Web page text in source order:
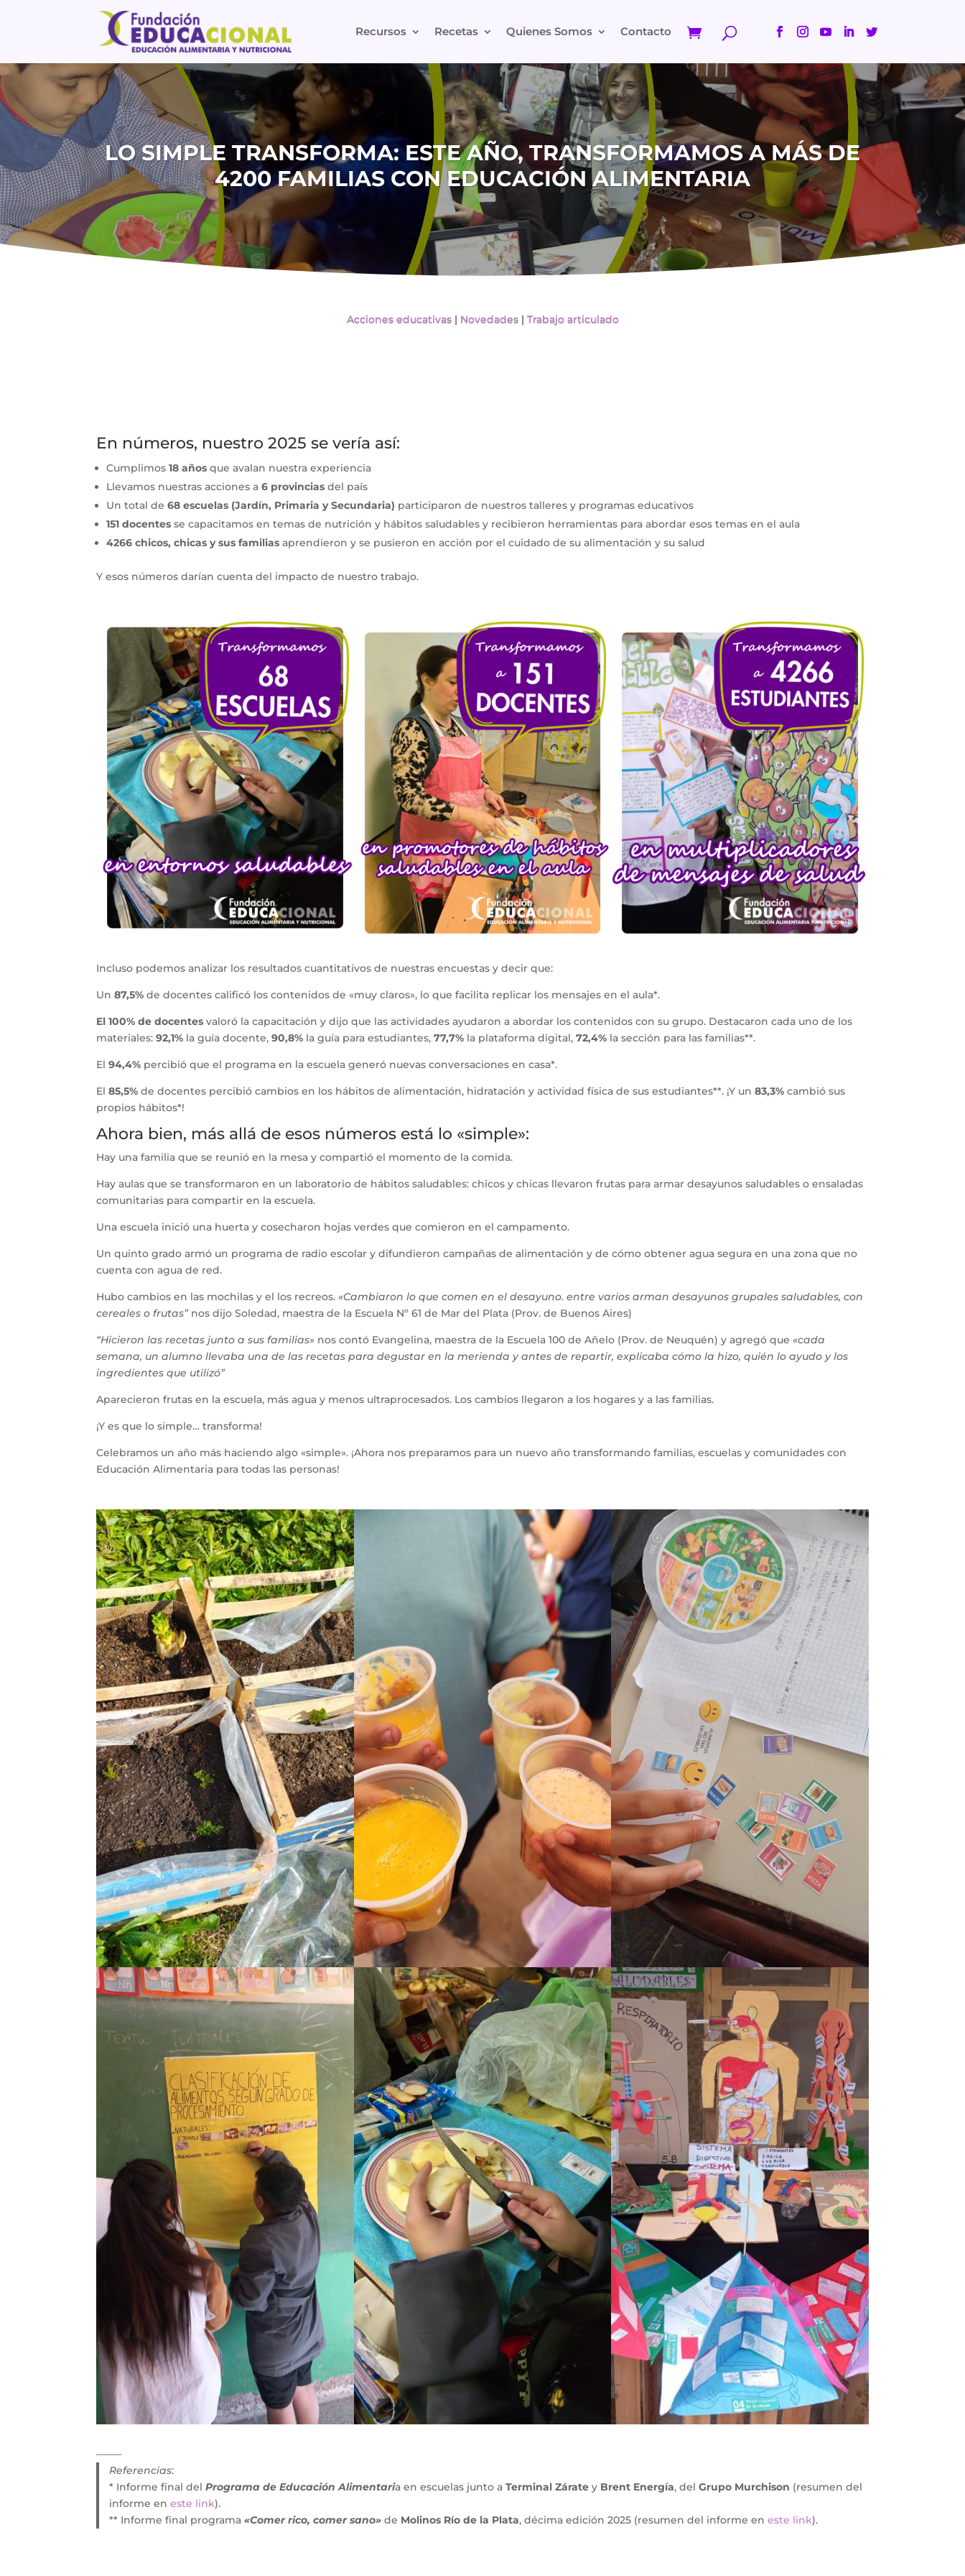
Recursos Recetas Quienes Somos Contacto
LO SIMPLE TRANSFORMA: ESTE AÑO, TRANSFORMAMOS A MÁS DE
4200 FAMILIAS CON EDUCACIÓN ALIMENTARIA
Acciones educativas| Novedades| Trabajo articulado
En números, nuestro 2025 se vería así:
Cumplimos18 añosque avalan nuestra experiencia
Llevamos nuestras acciones a6 provinciasdel país
Un total de68 escuelas (Jardín, Primaria y Secundaria) participaron de nuestros talleres y programas educativos
151 docentes se capacitamos en temas de nutrición y hábitos saludables y recibieron herramientas para abordar esos temas en el aula
4266 chicos, chicas y sus familias aprendieron y se pusieron en acción por el cuidado de su alimentación y su salud
Y esos números darían cuenta del impacto de nuestro trabajo.
Incluso podemos analizar los resultados cuantitativos de nuestras encuestas y decir que:
Un87,5% de docentes calificó los contenidos de «muy claros», lo que facilita replicar los mensajes en el aula*.
El 100% de docentesvaloró la capacitación y dijo que las actividades ayudaron a abordar los contenidos con su grupo. Destacaron cada uno de los
materiales: 92,1% la guía docente,90,8% la guía para estudiantes,77,7% la plataforma digital,72,4% la sección para las familias**.
El 94,4% percibió que el programa en la escuela generó nuevas conversaciones en casa*.
El85,5%de docentes percibió cambios en los hábitos de alimentación, hidratación y actividad física de sus estudiantes**. ¡Y un83,3% cambió sus
propios hábitos*!
Ahora bien, más allá de esos números está lo «simple»:
Hay una familia que se reunió en la mesa y compartió el momento de la comida.
Hay aulas que se transformaron en un laboratorio de hábitos saludables: chicos y chicas llevaron frutas para armar desayunos saludables o ensaladas
comunitarias para compartir en la escuela.
Una escuela inició una huerta y cosecharon hojas verdes que comieron en el campamento.
Un quinto grado armó un programa de radio escolar y difundieron campañas de alimentación y de cómo obtener agua segura en una zona que no
cuenta con agua de red.
Hubo cambios en las mochilas y el los recreos.«Cambiaron lo que comen en el desayuno. entre varios arman desayunos grupales saludables, con
cereales o frutas”nos dijo Soledad, maestra de la Escuela Nº 61 de Mar del Plata (Prov. de Buenos Aires)
“Hicieron las recetas junto a sus familias» nos contó Evangelina, maestra de la Escuela 100 de Añelo (Prov. de Neuquén) y agregó que«cada
semana, un alumno llevaba una de las recetas para degustar en la merienda y antes de repartir, explicaba cómo la hizo, quién lo ayudo y los
ingredientes que utilizó”
Aparecieron frutas en la escuela, más agua y menos ultraprocesados. Los cambios llegaron a los hogares y a las familias.
¡Y es que lo simple… transforma!
Celebramos un año más haciendo algo «simple». ¡Ahora nos preparamos para un nuevo año transformando familias, escuelas y comunidades con
Educación Alimentaria para todas las personas!
——–
Referencias:
* Informe final del Programa de Educación Alimentaria en escuelas junto a Terminal Záratey Brent Energía, del Grupo Murchison (resumen del
informe en este link).
** Informe final programa«Comer rico, comer sano»de Molinos Río de la Plata, décima edición 2025 (resumen del informe en este link).